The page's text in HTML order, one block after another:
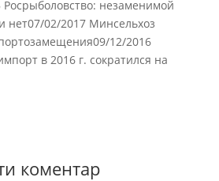
незаменимой
нет07/02/2017 Минсельхоз
12/2016
в 2016 г. сократился на
коментар